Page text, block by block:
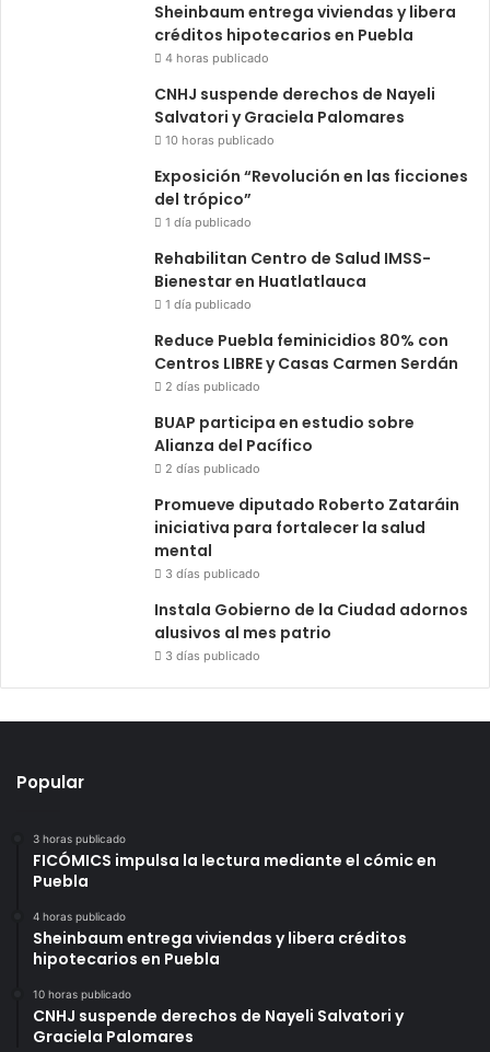
Sheinbaum entrega viviendas y libera
créditos hipotecarios en Puebla
4 horas publicado
CNHJ suspende derechos de Nayeli
Salvatori y Graciela Palomares
10 horas publicado
Exposición “Revolución en las ficciones
del trópico”
1 día publicado
Rehabilitan Centro de Salud IMSS-
Bienestar en Huatlatlauca
1 día publicado
Reduce Puebla feminicidios 80% con
Centros LIBRE y Casas Carmen Serdán
2 días publicado
BUAP participa en estudio sobre
Alianza del Pacífico
2 días publicado
Promueve diputado Roberto Zataráin
iniciativa para fortalecer la salud
mental
3 días publicado
Instala Gobierno de la Ciudad adornos
alusivos al mes patrio
3 días publicado
Popular
3 horas publicado
FICÓMICS impulsa la lectura mediante el cómic en
Puebla
4 horas publicado
Sheinbaum entrega viviendas y libera créditos
hipotecarios en Puebla
10 horas publicado
CNHJ suspende derechos de Nayeli Salvatori y
Graciela Palomares